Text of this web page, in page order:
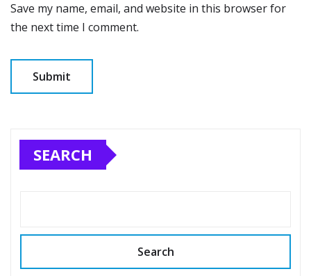
Save my name, email, and website in this browser for
the next time I comment.
SEARCH
Search